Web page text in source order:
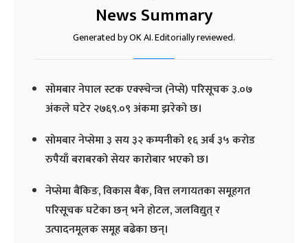
News Summary
Generated by OK AI. Editorially reviewed.
सोमबार नेपाल स्टक एक्स्चेन्ज (नेप्से) परिसूचक ३.०७
अंकले घटेर २७६९.०९ अंकमा झरेको छ।
सोमबार नेप्सेमा ३ सय ३२ कम्पनीको १६ अर्ब ३५ करोड
रुपैयाँ बराबरको सेयर कारोबार भएको छ।
नेप्सेमा बैंकिङ, विकास बैंक, वित्त लगायतका समूहगत
परिसूचक घटेका छन् भने होटल, जलविद्युत् र
उत्पादनमूलक समूह बढेका छन्।